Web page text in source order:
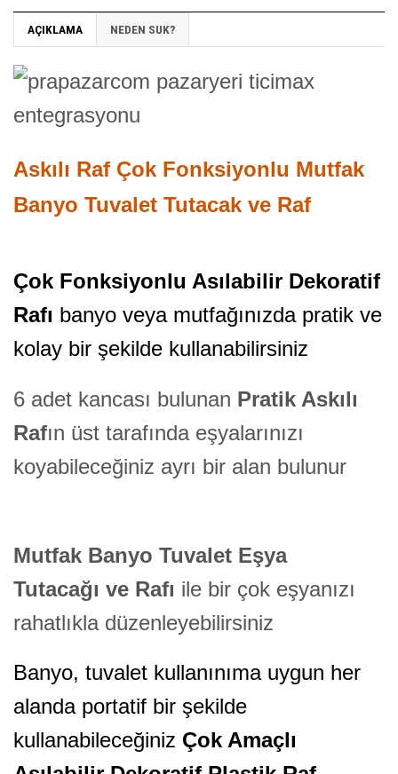
AÇIKLAMA NEDEN SUK?
Askılı Raf Çok Fonksiyonlu Mutfak
Banyo Tuvalet Tutacak ve Raf
Çok Fonksiyonlu Asılabilir Dekoratif
Rafı banyo veya mutfağınızda pratik ve
kolay bir şekilde kullanabilirsiniz
6 adet kancası bulunan Pratik Askılı
Rafın üst tarafında eşyalarınızı
koyabileceğiniz ayrı bir alan bulunur
Mutfak Banyo Tuvalet Eşya
Tutacağı ve Rafı ile bir çok eşyanızı
rahatlıkla düzenleyebilirsiniz
Banyo, tuvalet kullanınıma uygun her
alanda portatif bir şekilde
kullanabileceğiniz Çok Amaçlı